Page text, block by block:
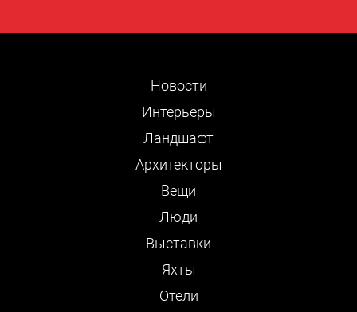
Новости
Интерьеры
Ландшафт
Архитекторы
Вещи
Люди
Выставки
Яхты
Отели